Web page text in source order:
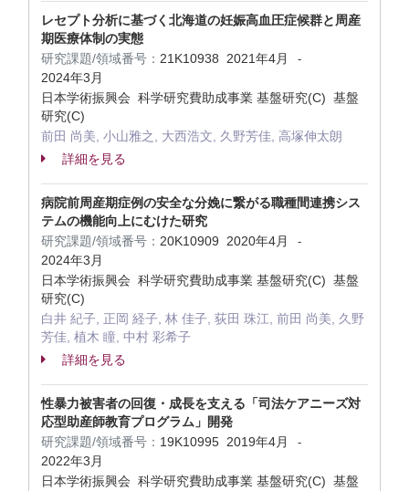
レセプト分析に基づく北海道の妊娠高血圧症候群と周産
期医療体制の実態
研究課題/領域番号： 21K10938 2021年4月 -
2024年3月
日本学術振興会 科学研究費助成事業 基盤研究(C) 基盤
研究(C)
前田 尚美, 小山雅之, 大西浩文, 久野芳佳, 高塚伸太朗
詳細を見る
病院前周産期症例の安全な分娩に繋がる職種間連携シス
テムの機能向上にむけた研究
研究課題/領域番号： 20K10909 2020年4月 -
2024年3月
日本学術振興会 科学研究費助成事業 基盤研究(C) 基盤
研究(C)
白井 紀子, 正岡 経子, 林 佳子, 荻田 珠江, 前田 尚美, 久野
芳佳, 植木 瞳, 中村 彩希子
詳細を見る
性暴力被害者の回復・成長を支える「司法ケアニーズ対
応型助産師教育プログラム」開発
研究課題/領域番号： 19K10995 2019年4月 -
2022年3月
日本学術振興会 科学研究費助成事業 基盤研究(C) 基盤